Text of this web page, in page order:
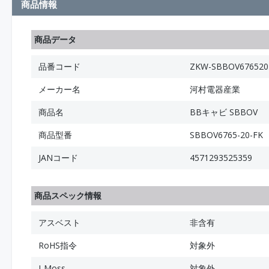
商品情報
商品データ
品番コード
ZKW-
メーカー名
河村電器産業
商品名
BBキャビ SBBOV
商品型番
SBBOV6765-20-FK
JANコード
4571293525359
商品スペック情報
アスベスト
非含有
RoHS指令
対象外